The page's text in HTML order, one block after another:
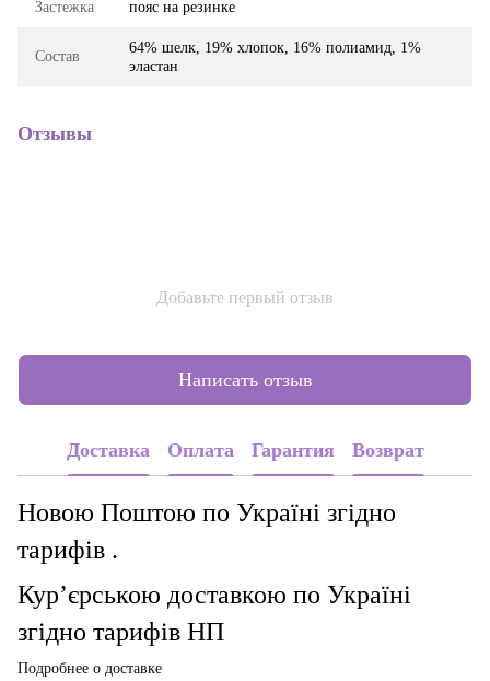
Застежка пояс на резинке
Состав
64% шелк, 19% хлопок, 16% полиамид, 1%
эластан
Отзывы
Добавьте первый отзыв
Написать отзыв
Доставка Оплата Гарантия Возврат
Новою Поштою по Україні згідно
тарифів .
Кур’єрською доставкою по Україні
згідно тарифів НП
Подробнее о доставке